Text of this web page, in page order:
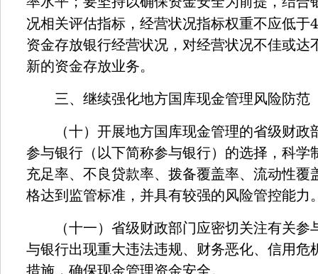
况相关评估指标，经营状况指标权重不应低于
资金存放银行经营状况，对经营状况不佳或达
新的资金存放业务。
三、继续强化地方国库现金管理风险防范
（十）开展地方国库现金管理的省级财政
参与银行（以下简称参与银行）的选择，科学
充足率、不良贷款率、拨备覆盖率、流动性覆
格达到监管标准，并具有较强的风险管控能力
（十一）省级财政部门应密切关注有关参
与银行出现重大违法违规、财务恶化、信用危
措施，确保现金管理资金安全。